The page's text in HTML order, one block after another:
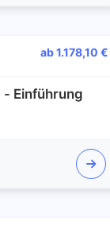
ab 1.178,10 €
- Einführung